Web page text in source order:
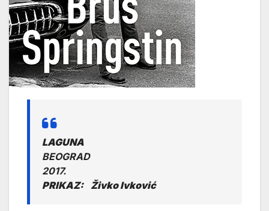
LAGUNA
BEOGRAD
2017.
PRIKAZ: Živko Ivković